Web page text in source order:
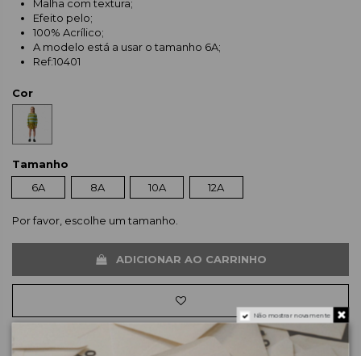
Malha com textura;
Efeito pelo;
100% Acrílico;
A modelo está a usar o tamanho 6A;
Ref:10401
Cor
Tamanho
6A
8A 10A 12A
Por favor, escolhe um tamanho.
ADICIONAR AO CARRINHO
SALDOS de 3/7 a 3/9
Não mostrar novamente